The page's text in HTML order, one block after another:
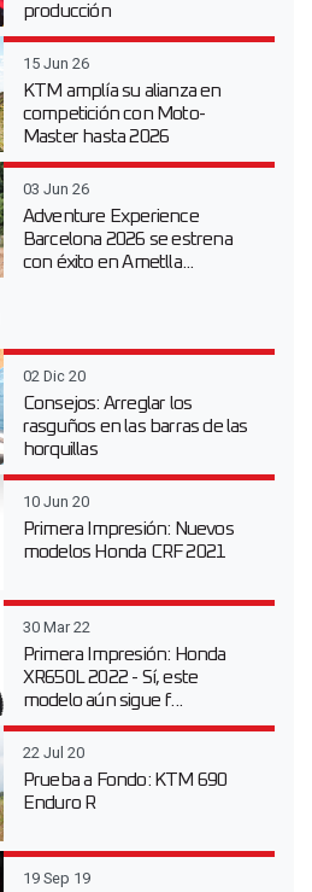
producción
15 Jun 26
KTM amplía su alianza en
competición con Moto-
Master hasta 2026
03 Jun 26
Adventure Experience
Barcelona 2026 se estrena
con éxito en Ametlla...
02 Dic 20
Consejos: Arreglar los
rasguños en las barras de las
horquillas
10 Jun 20
Primera Impresión: Nuevos
modelos Honda CRF 2021
30 Mar 22
Primera Impresión: Honda
XR650L 2022 - Sí, este
modelo aún sigue f...
22 Jul 20
Prueba a Fondo: KTM 690
Enduro R
19 Sep 19